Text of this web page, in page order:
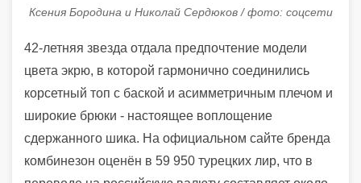
Ксения Бородина и Николай Сердюков / фото: соцсети
42-летняя звезда отдала предпочтение модели
цвета экрю, в которой гармонично соединились
корсетный топ с баской и асимметричным плечом и
широкие брюки - настоящее воплощение
сдержанного шика. На официальном сайте бренда
комбинезон оценён в 59 950 турецких лир, что в